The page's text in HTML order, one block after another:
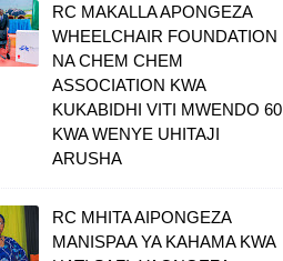
RC MAKALLA APONGEZA
WHEELCHAIR FOUNDATION
NA CHEM CHEM
ASSOCIATION KWA
KUKABIDHI VITI MWENDO 60
KWA WENYE UHITAJI
ARUSHA
RC MHITA AIPONGEZA
MANISPAA YA KAHAMA KWA